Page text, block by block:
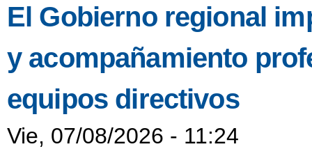
El Gobierno regional
y acompañamiento
equipos directivos
Vie, 07/08/2026 - 11:24